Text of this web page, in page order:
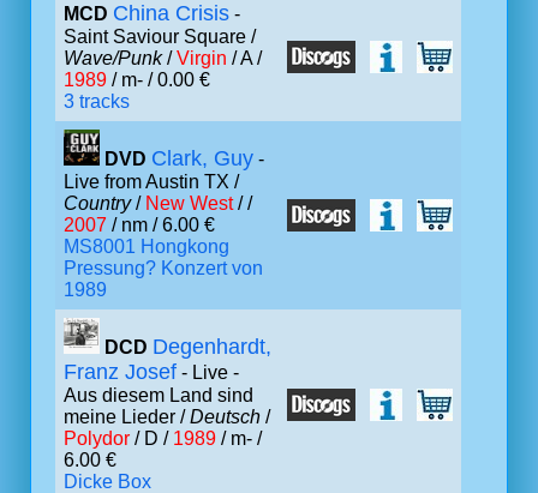
MCD China Crisis -
Saint Saviour Square /
Wave/Punk/Virgin / A /
1989 / m- / 0.00 €
3 tracks
DVD Clark, Guy -
Live from Austin TX /
Country/ New West/ /
2007 / nm / 6.00 €
MS8001 Hongkong
Pressung? Konzert von
1989
DCD Degenhardt,
Franz Josef - Live -
Aus diesem Land sind
meine Lieder /Deutsch /
Polydor / D / 1989 / m- /
6.00 €
Dicke Box